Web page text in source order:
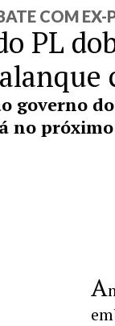
COM
PL
governo
no
A